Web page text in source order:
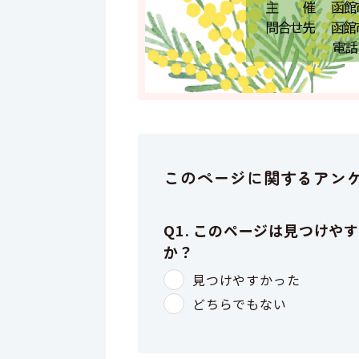
このページに関するアン